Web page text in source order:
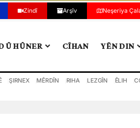
Zindî Arşîv Neşeriya
Û HÛNER CÎHAN YÊN DIN
ŞIRNEX MÊRDÎN RIHA LEZGÎN ÊLIH